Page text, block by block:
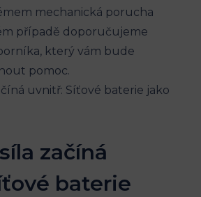
mechanická porucha
případě doporučujeme
který vám bude
pomoc.
začíná
baterie